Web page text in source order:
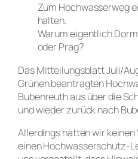
Zum Hochwasserweg
halten.
Warum eigentlich
oder Prag?
Das Mitteilungsblatt Juli/
Grünen beantragten
Bubenreuth aus über die
und wieder zurück nach
Allerdings hatten wir
einen Hochwasserschutz-